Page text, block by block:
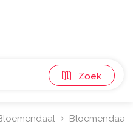
Zoek
Bloemendaal